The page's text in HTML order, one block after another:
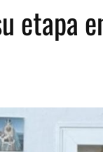
etapa